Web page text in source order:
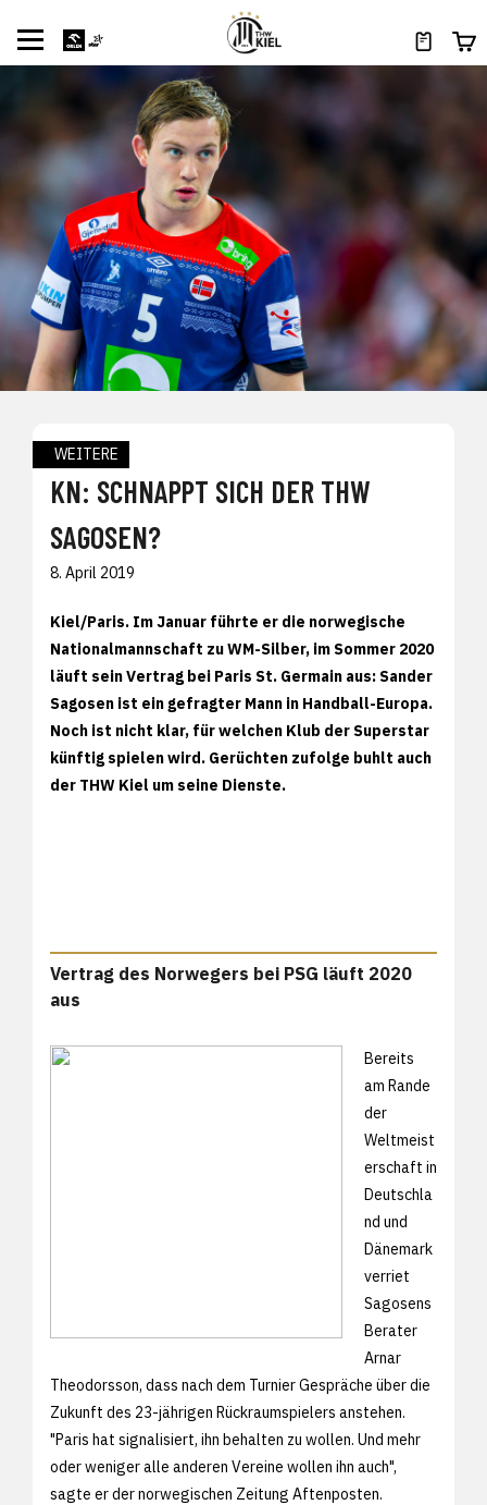
WEITERE
KN: SCHNAPPT SICH DER THW
SAGOSEN?
8. April 2019
Kiel/Paris. Im Januar führte er die norwegische
Nationalmannschaft zu WM-Silber, im Sommer 2020
läuft sein Vertrag bei Paris St. Germain aus: Sander
Sagosen ist ein gefragter Mann in Handball-Europa.
Noch ist nicht klar, für welchen Klub der Superstar
künftig spielen wird. Gerüchten zufolge buhlt auch
der THW Kiel um seine Dienste.
Vertrag des Norwegers bei PSG läuft 2020
aus
Bereits
am Rande
der
Weltmeist
erschaft in
Deutschla
nd und
Dänemark
verriet
Sagosens
Berater
Arnar
Theodorsson, dass nach dem Turnier Gespräche über die
Zukunft des 23-jährigen Rückraumspielers anstehen.
"Paris hat signalisiert, ihn behalten zu wollen. Und mehr
oder weniger alle anderen Vereine wollen ihn auch",
sagte er der norwegischen Zeitung Aftenposten.